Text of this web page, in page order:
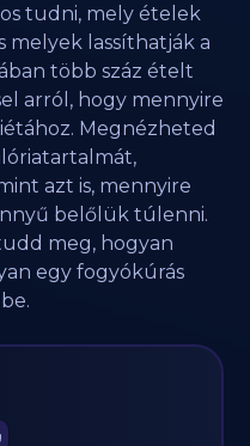
tudni, mely ételek
melyek lassíthatják a
több száz ételt
arról, hogy mennyire
Megnézheted
azt is, mennyire
belőlük túlenni.
meg, hogyan
egy fogyókúrás